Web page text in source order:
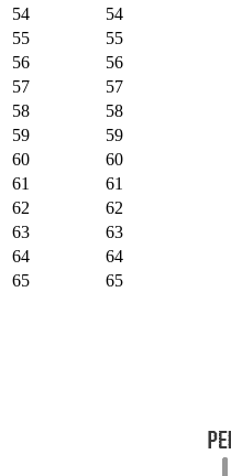
54
54
55
55
56
56
57
57
58
58
59
59
60
60
61
61
62
62
63
63
64
64
65
65